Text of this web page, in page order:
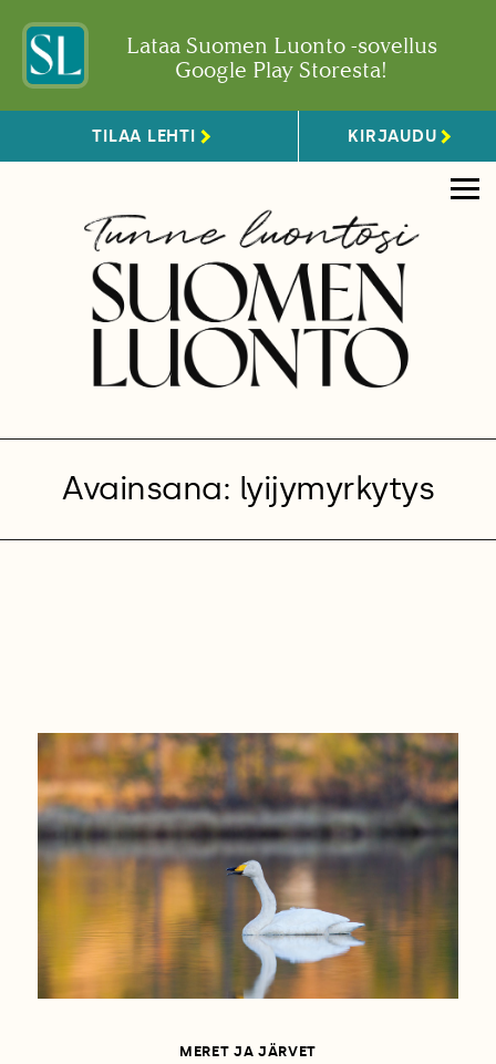
Lataa Suomen Luonto -sovellus
Google Play Storesta!
TILAA LEHTI KIRJAUDU
Avainsana: lyijymyrkytys
MERET JA JÄRVET